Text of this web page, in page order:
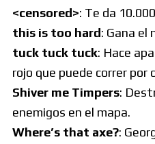
<censored>: Te da
this is too hard: Gana el
tuck tuck tuck: Hace
rojo que puede correr por
Shiver me Timpers:
enemigos en el mapa.
Where’s that axe?: